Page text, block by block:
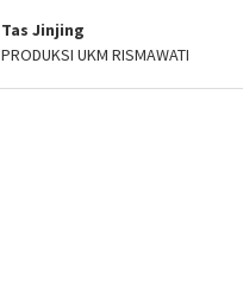
Tas Jinjing
PRODUKSI UKM RISMAWATI